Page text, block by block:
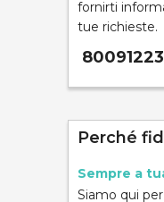
fornirti
tue richieste.
Perché
Sempre a
Siamo qui